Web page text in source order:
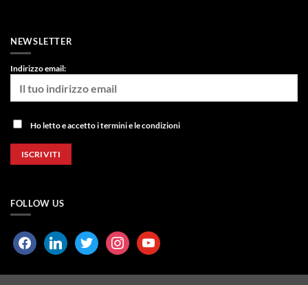
NEWSLETTER
Indirizzo email:
Ho letto e accetto i termini e le condizioni
FOLLOW US
facebooklinkedin twitter instagramyoutube